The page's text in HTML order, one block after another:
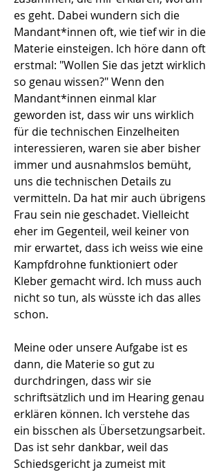
es geht. Dabei wundern sich die
Mandant*innen oft, wie tief wir in die
Materie einsteigen. Ich höre dann oft
erstmal: "Wollen Sie das jetzt wirklich
so genau wissen?" Wenn den
Mandant*innen einmal klar
geworden ist, dass wir uns wirklich
für die technischen Einzelheiten
interessieren, waren sie aber bisher
immer und ausnahmslos bemüht,
uns die technischen Details zu
vermitteln. Da hat mir auch übrigens
Frau sein nie geschadet. Vielleicht
eher im Gegenteil, weil keiner von
mir erwartet, dass ich weiss wie eine
Kampfdrohne funktioniert oder
Kleber gemacht wird. Ich muss auch
nicht so tun, als wüsste ich das alles
schon.
Meine oder unsere Aufgabe ist es
dann, die Materie so gut zu
durchdringen, dass wir sie
schriftsätzlich und im Hearing genau
erklären können. Ich verstehe das
ein bisschen als Übersetzungsarbeit.
Das ist sehr dankbar, weil das
Schiedsgericht ja zumeist mit